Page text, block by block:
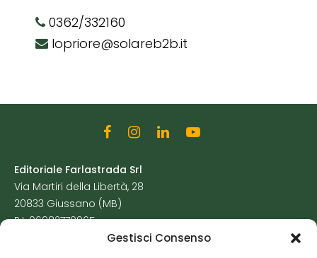
Gestisci Consenso
0362/332160
lopriore@solareb2b.it
Editoriale Farlastrada Srl
Via Martiri della Libertà, 28
20833 Giussano (MB)
P.I. 06982770965